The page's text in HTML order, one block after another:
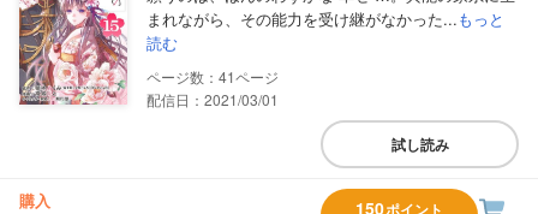
まれながら、その能力を受け継がなかった...もっと
読む
41
配信日：2021/03/01
試し読み
購入 150ポイント